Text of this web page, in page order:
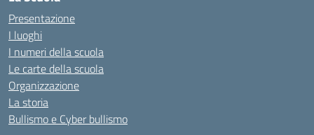
Presentazione
I luoghi
I numeri della scuola
Le carte della scuola
Organizzazione
La storia
Bullismo e Cyber bullismo